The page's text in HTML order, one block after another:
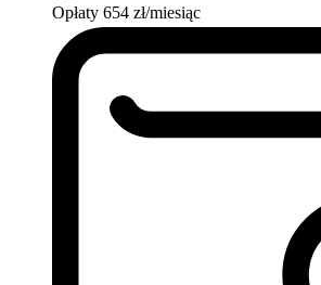
Opłaty 654 zł/miesiąc